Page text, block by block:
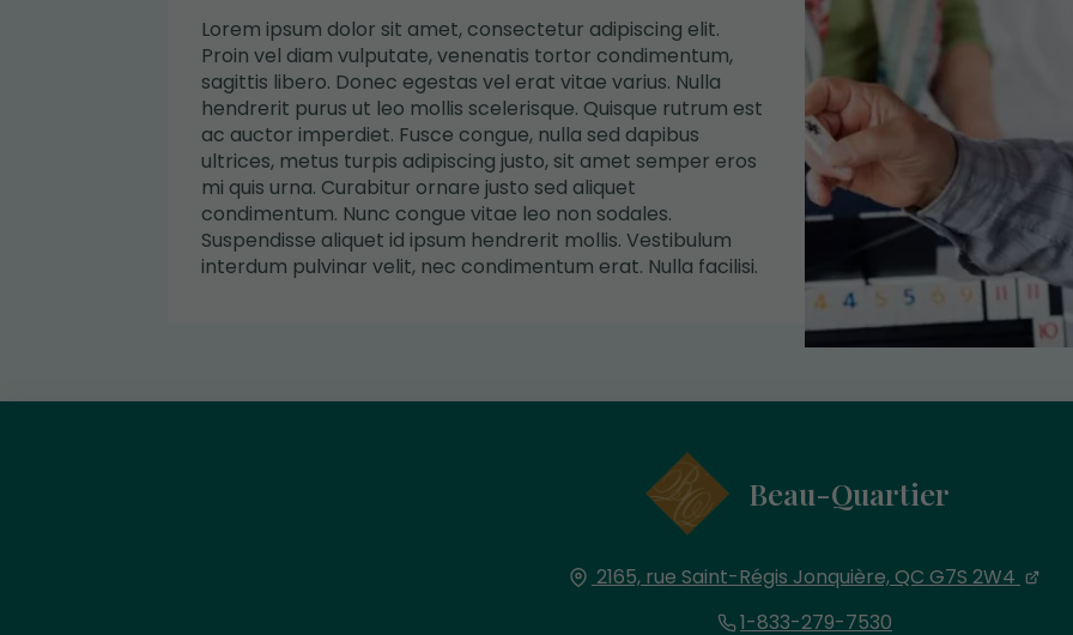
Lorem ipsum dolor sit amet, consectetur adipiscing elit.
Proin vel diam vulputate, venenatis tortor condimentum,
sagittis libero. Donec egestas vel erat vitae varius. Nulla
hendrerit purus ut leo mollis scelerisque. Quisque rutrum est
ac auctor imperdiet. Fusce congue, nulla sed dapibus
ultrices, metus turpis adipiscing justo, sit amet semper eros
mi quis urna. Curabitur ornare justo sed aliquet
condimentum. Nunc congue vitae leo non sodales.
Suspendisse aliquet id ipsum hendrerit mollis. Vestibulum
interdum pulvinar velit, nec condimentum erat. Nulla facilisi.
Beau-Quartier
2165, rue Saint-Régis Jonquière, QC G7S 2W4
1-833-279-7530